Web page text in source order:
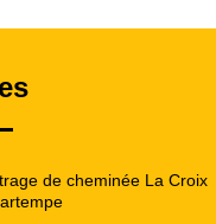
de cheminée La Croix